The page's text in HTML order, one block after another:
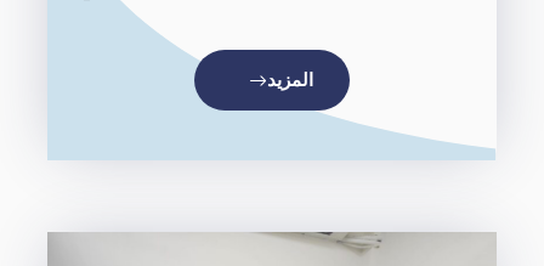
المزيد